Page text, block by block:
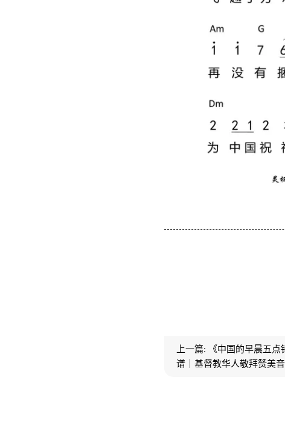
上一篇:
《中国的早晨五
谱｜基督教华人敬拜赞美